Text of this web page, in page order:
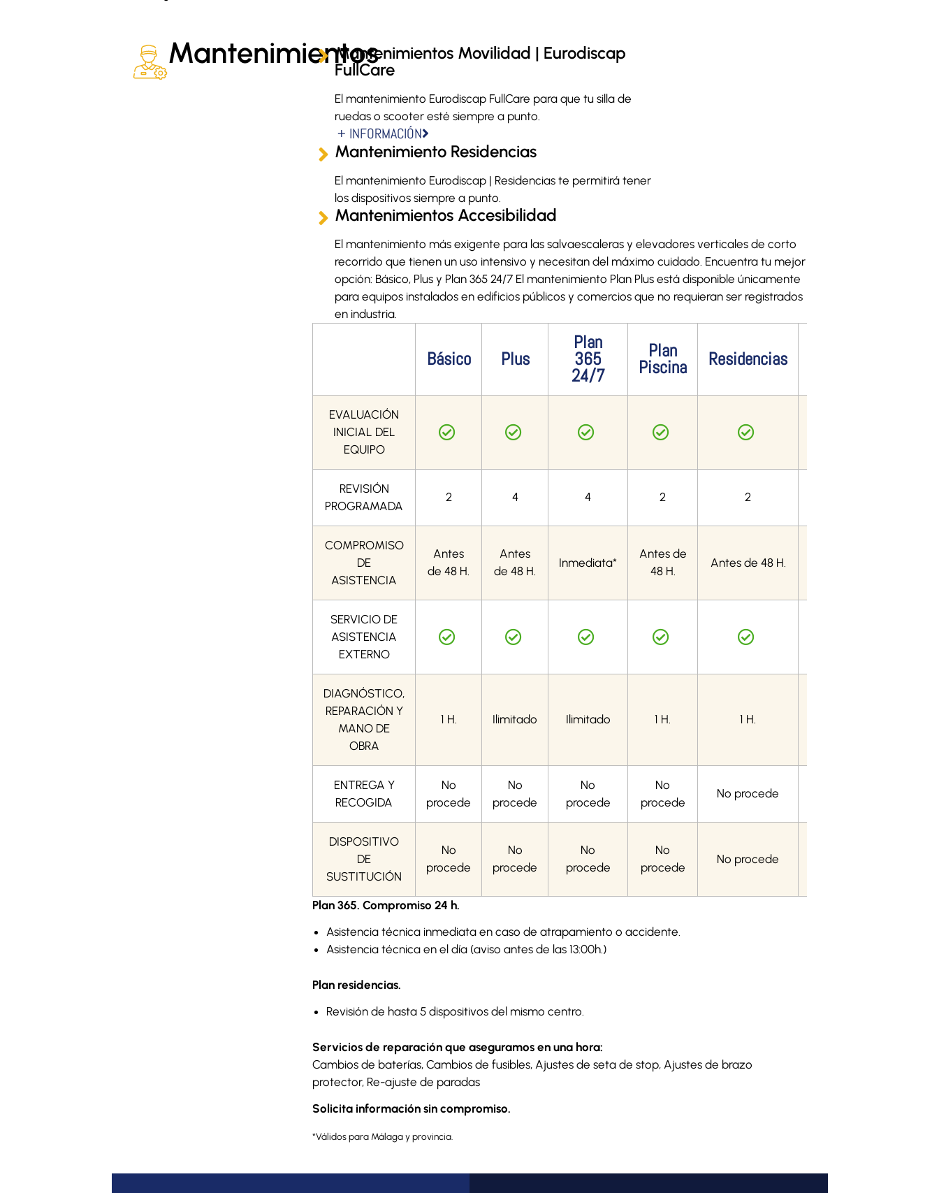
MantenimientosMantenimientos Movilidad | Eurodiscap
FullCare
El mantenimiento Eurodiscap FullCare para que tu silla de
ruedas o scooter esté siempre a punto.
+ INFORMACIÓN
Mantenimiento Residencias
El mantenimiento Eurodiscap | Residencias te permitirá tener
los dispositivos siempre a punto.
Mantenimientos Accesibilidad
El mantenimiento más exigente para las salvaescaleras y elevadores verticales de corto
recorrido que tienen un uso intensivo y necesitan del máximo cuidado. Encuentra tu mejor
opción: Básico, Plus y Plan 365 24/7 El mantenimiento Plan Plus está disponible únicamente
para equipos instalados en edificios públicos y comercios que no requieran ser registrados
en industria.
Básico Plus
Plan
365
24/7
Plan
Piscina Residencias
EVALUACIÓN
INICIAL DEL
EQUIPO
REVISIÓN
PROGRAMADA
2 4 4 2 2
COMPROMISO
DE
ASISTENCIA
Antes
de 48 H.
Antes
de 48 H.
Inmediata*
Antes de
48 H.
Antes de 48 H.
SERVICIO DE
ASISTENCIA
EXTERNO
DIAGNÓSTICO,
REPARACIÓN Y
MANO DE
OBRA
1 H. Ilimitado Ilimitado 1 H. 1 H.
ENTREGA Y
RECOGIDA
No
procede
No
procede
No
procede
No
procede
No procede
DISPOSITIVO
DE
SUSTITUCIÓN
No
procede
No
procede
No
procede
No
procede
No procede
Plan 365. Compromiso 24 h.
Asistencia técnica inmediata en caso de atrapamiento o accidente.
Asistencia técnica en el día (aviso antes de las 13:00h.)
Plan residencias.
Revisión de hasta 5 dispositivos del mismo centro.
Servicios de reparación que aseguramos en una hora:
Cambios de baterías, Cambios de fusibles, Ajustes de seta de stop, Ajustes de brazo
protector, Re-ajuste de paradas
Solicita información sin compromiso.
*Válidos para Málaga y provincia.